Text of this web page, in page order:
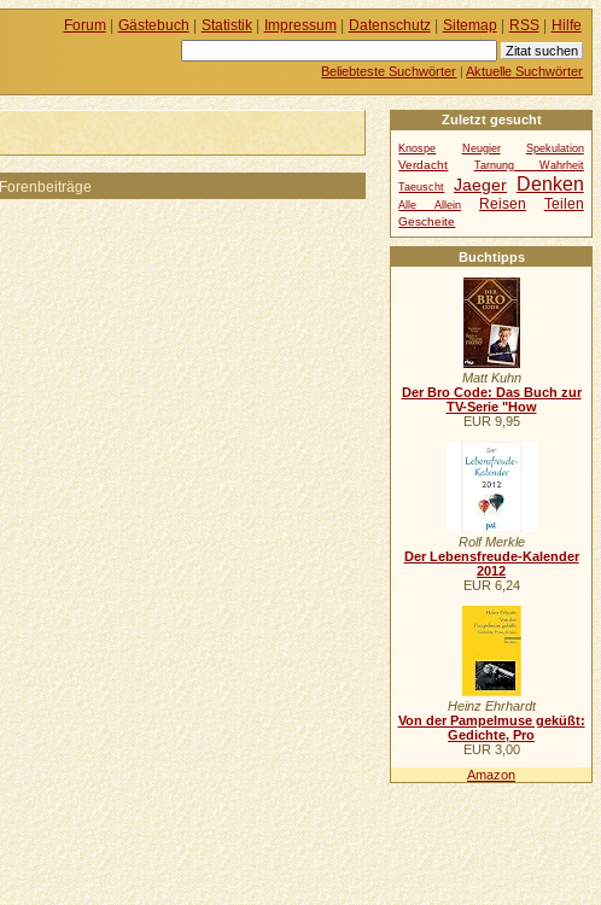
Forenbeiträge
Zuletzt gesucht
Knospe Neugier Spekulation
Verdacht
Tarnung Wahrheit
Taeuscht
Jaeger Denken
Alle Allein Reisen Teilen
Gescheite
Buchtipps
Matt Kuhn
Der Bro Code: Das Buch zur
TV-Serie "How
EUR 9,95
Rolf Merkle
Der Lebensfreude-Kalender
2012
EUR 6,24
Heinz Ehrhardt
Von der Pampelmuse geküßt:
Gedichte, Pro
EUR 3,00
Amazon
Forum| Gästebuch | Statistik| Impressum| Datenschutz| Sitemap| RSS| Hilfe
Beliebteste Suchwörter |Aktuelle Suchwörter